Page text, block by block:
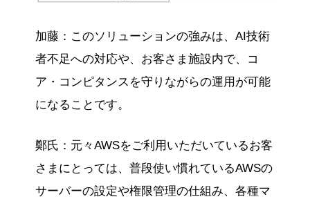
加藤：このソリューションの強みは、AI技術
者不足への対応や、お客さま施設内で、コ
ア・コンピタンスを守りながらの運用が可能
になることです。
鄭氏：元々AWSをご利用いただいているお客
さまにとっては、普段使い慣れているAWSの
サーバーの設定や権限管理の仕組み、各種マ